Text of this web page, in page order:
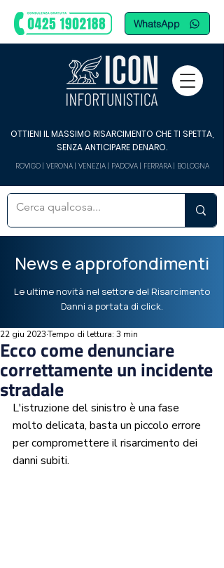
WhatsApp
OTTIENI IL MASSIMO RISARCIMENTO CHE TI SPETTA,
SENZA ANTICIPARE DENARO.
ROVIGO | VERONA | VENEZIA | PADOVA | FERRARA | BOLOGNA
News e approfondimenti
Le ultime novità nel settore del Risarcimento
Danni a portata di click.
Ecco come denunciare
correttamente un incidente
stradale
22 giu 2023Tempo di lettura: 3 min
L'istruzione del sinistro è una fase
molto delicata, basta un piccolo errore
per compromettere il risarcimento dei
danni subiti.